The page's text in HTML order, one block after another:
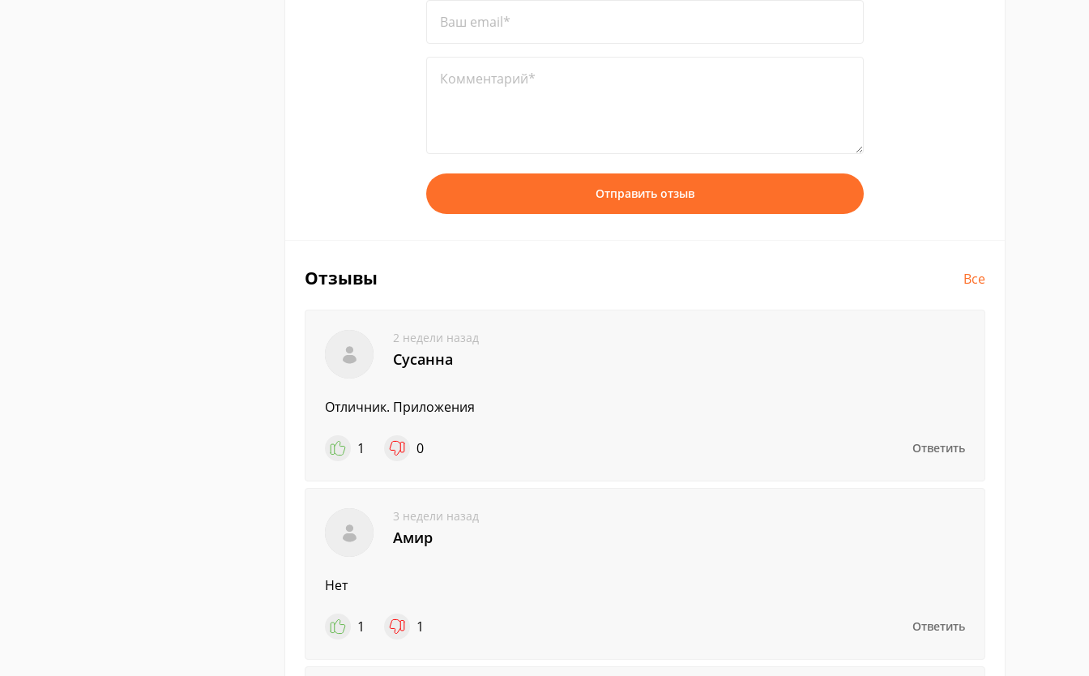
Ваш email*
Комментарий*
Отправить отзыв
Отзывы Все
2 недели назад
Сусанна
Отличник. Приложения
1 0 Ответить
3 недели назад
Амир
Нет
1 1 Ответить